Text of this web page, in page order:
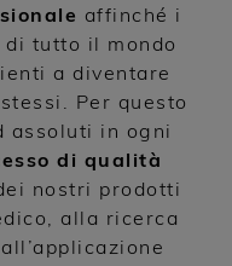
affinché i
tutto il mondo
a diventare
Per questo
assoluti in ogni
di qualità
nostri prodotti
alla ricerca